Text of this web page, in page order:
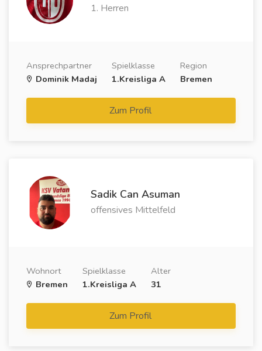
1. Herren
Ansprechpartner
Dominik Madaj
Spielklasse
1.Kreisliga A
Region
Bremen
Zum Profil
Sadik Can Asuman
offensives Mittelfeld
Wohnort
Bremen
Spielklasse
1.Kreisliga A
Alter
31
Zum Profil